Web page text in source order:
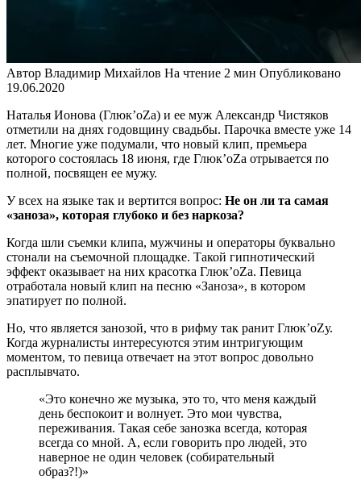
Автор Владимир Михайлов На чтение 2 мин Опубликовано
19.06.2020
Наталья Ионова (Глюк’оZа) и ее муж Александр Чистяков
отметили на днях годовщину свадьбы. Парочка вместе уже 14
лет. Многие уже подумали, что новый клип, премьера
которого состоялась 18 июня, где Глюк’оZа отрывается по
полной, посвящен ее мужу.
У всех на языке так и вертится вопрос: Не он ли та самая
«заноза», которая глубоко и без наркоза?
Когда шли съемки клипа, мужчины и операторы буквально
стонали на съемочной площадке. Такой гипнотический
эффект оказывает на них красотка Глюк’оZа. Певица
отработала новый клип на песню «Заноза», в котором
эпатирует по полной.
Но, что является занозой, что в рифму так ранит Глюк’оZу.
Когда журналисты интересуются этим интригующим
моментом, то певица отвечает на этот вопрос довольно
расплывчато.
«Это конечно же музыка, это то, что меня каждый
день беспокоит и волнует. Это мои чувства,
переживания. Такая себе занозка всегда, которая
всегда со мной. А, если говорить про людей, это
наверное не один человек (собирательный
образ?!)»